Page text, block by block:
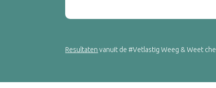
Resultaten vanuit de #Vetlastig Weeg & Weet